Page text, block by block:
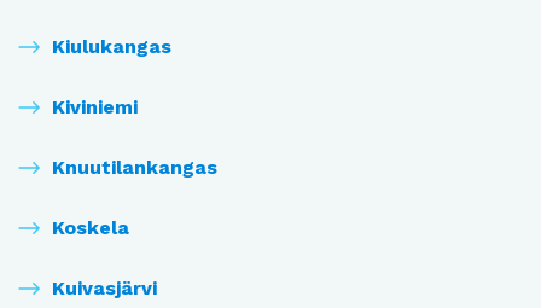
Kiulukangas
Kiviniemi
Knuutilankangas
Koskela
Kuivasjärvi